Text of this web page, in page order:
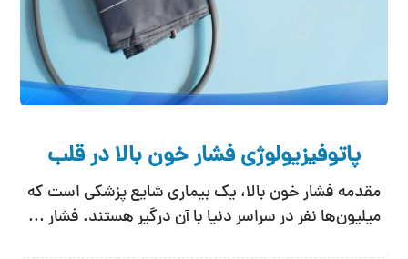
پاتوفیزیولوژی فشار خون بالا در قلب
مقدمه فشار خون بالا، یک بیماری شایع پزشکی است که
میلیون‌ها نفر در سراسر دنیا با آن درگیر هستند. فشار ...